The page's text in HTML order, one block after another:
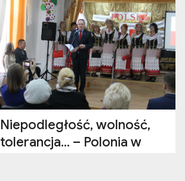
Maj 21, 2026
Niepodległość, wolność,
tolerancja… – Polonia w